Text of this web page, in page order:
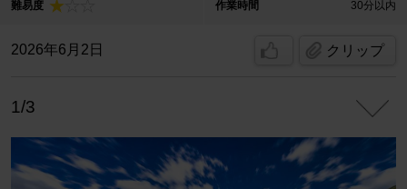
難易度 作業時間 30分以内
2026年6月2日 クリップ
1/3